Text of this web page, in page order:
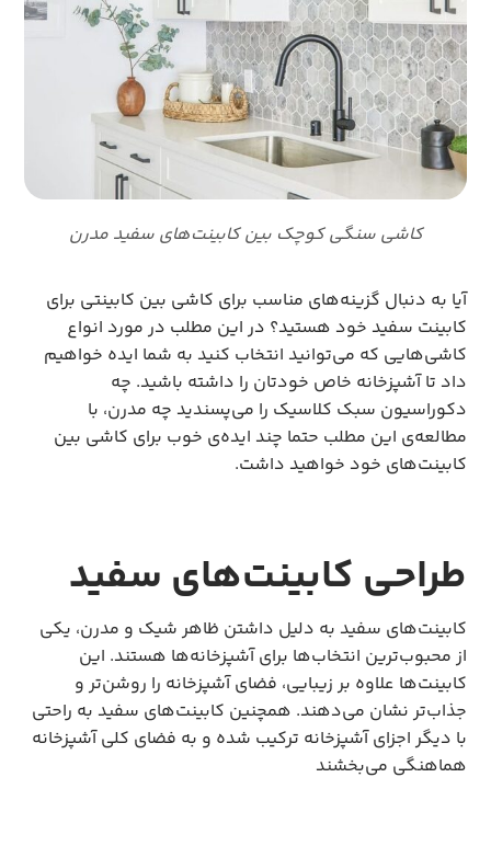
کاشی سنگی کوچک بین کابینت‌های سفید مدرن
آیا به دنبال گزینه‌های مناسب برای کاشی بین کابینتی برای
کابینت سفید خود هستید؟ در این مطلب در مورد انواع
کاشی‌هایی که می‌توانید انتخاب کنید به شما ایده خواهیم
داد تا آشپزخانه خاص خودتان را داشته باشید. چه
دکوراسیون سبک کلاسیک را می‌‎پسندید چه مدرن، با
مطالعه‌ی این مطلب حتما چند ایده‌ی خوب برای کاشی بین
کابینت‌های خود خواهید داشت.
طراحی کابینت‌های سفید
کابینت‌های سفید به دلیل داشتن ظاهر شیک و مدرن، یکی
از محبوب‌ترین انتخاب‌ها برای آشپزخانه‌ها هستند. این
کابینت‌ها علاوه بر زیبایی، فضای آشپزخانه را روشن‌تر و
جذاب‌تر نشان می‌دهند. همچنین کابینت‌های سفید به راحتی
با دیگر اجزای آشپزخانه ترکیب شده و به فضای کلی آشپزخانه
هماهنگی می‌بخشند